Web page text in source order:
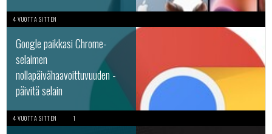
4 VUOTTA SITTEN
Google paikkasi Chrome-
selaimen
nollapäivähaavoittuvuuden -
päivitä selain
4 VUOTTA SITTEN 1